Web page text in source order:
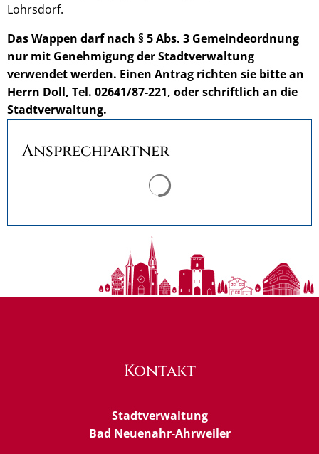
Lohrsdorf.
Das Wappen darf nach § 5 Abs. 3 Gemeindeordnung
nur mit Genehmigung der Stadtverwaltung
verwendet werden. Einen Antrag richten sie bitte an
Herrn Doll, Tel. 02641/87-221, oder schriftlich an die
Stadtverwaltung.
Ansprechpartner
Kontakt
Stadtverwaltung
Bad Neuenahr-Ahrweiler